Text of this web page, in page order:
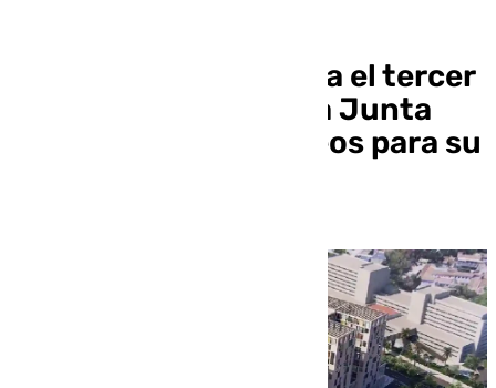
Un paso adelante para el tercer
hospital de Málaga: la Junta
recibe fondos europeos para su